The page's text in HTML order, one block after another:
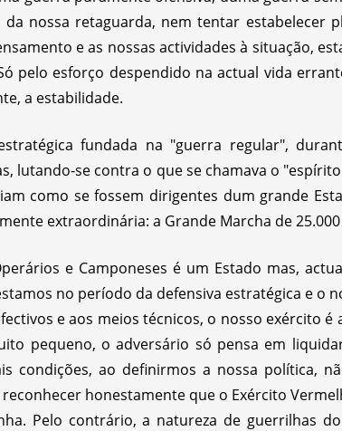
nossa retaguarda, nem tentar estabelecer
e as nossas actividades à situação,
pelo esforço despendido na actual vida
a estabilidade.
fundada na "guerra regular",
lutando-se contra o que se chamava o
como se fossem dirigentes dum grande
extraordinária: a Grande Marcha de 25.000
e Camponeses é um Estado mas,
no período da defensiva estratégica e o
e aos meios técnicos, o nosso exército
pequeno, o adversário só pensa em
condições, ao definirmos a nossa política,
honestamente que o Exército
Pelo contrário, a natureza de guerrilhas